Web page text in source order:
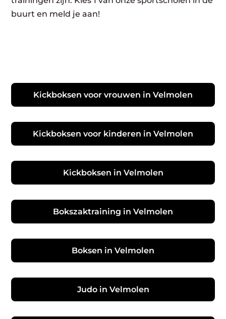
buurt en meld je aan!
Kickboksen voor vrouwen in Velmolen
Kickboksen voor kinderen in Velmolen
Kickboksen in Velmolen
Bokszaktraining in Velmolen
Boksen in Velmolen
Judo in Velmolen